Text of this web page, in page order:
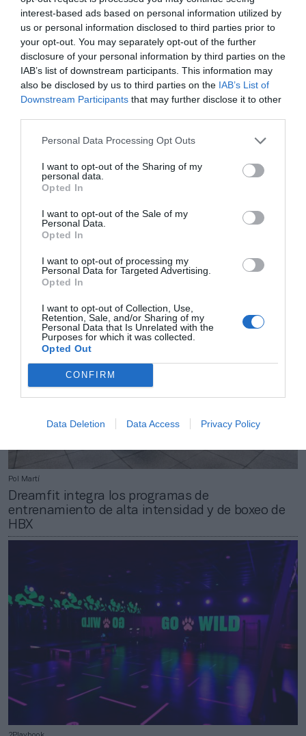
interest-based ads based on personal information utilized by
us or personal information disclosed to third parties prior to
your opt-out. You may separately opt-out of the further
disclosure of your personal information by third parties on the
IAB’s list of downstream participants. This information may
also be disclosed by us to third parties on the IAB’s List of
Downstream Participants that may further disclose it to other
Personal Data Processing Opt Outs
I want to opt-out of the Sharing of my
personal data.
Opted In
I want to opt-out of the Sale of my
Personal Data.
Opted In
I want to opt-out of processing my
Personal Data for Targeted Advertising.
Opted In
I want to opt-out of Collection, Use,
Retention, Sale, and/or Sharing of my
Personal Data that Is Unrelated with the
Purposes for which it was collected.
Opted Out
CONFIRM
Data Deletion Data Access Privacy Policy
millones de inversión en el arranque de 2026
2Playbook
DreamFit: cuatro aperturas para facturar 50
millones en 2026 pese al cierre forzado en Sant
Pol Martí
Dreamfit integra los programas de
entrenamiento de alta intensidad y de boxeo de
HBX